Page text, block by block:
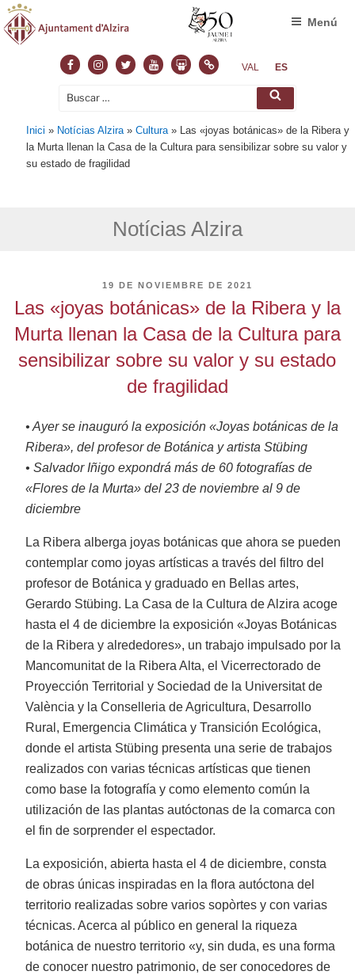
FacebookInstagram
TwitterYoutubeSlideshare
NormasVAL ES
Buscar
Buscar
Menú
Inici » Notícias Alzira »Cultura » Las «joyas botánicas» de la Ribera y
la Murta llenan la Casa de la Cultura para sensibilizar sobre su valor y
su estado de fragilidad
Notícias Alzira
PUBLICADO
19 DE NOVIEMBRE DE 2021
Las «joyas botánicas» de la Ribera y la
Murta llenan la Casa de la Cultura para
sensibilizar sobre su valor y su estado
de fragilidad
• Ayer se inauguró la exposición «Joyas botánicas de la
Ribera», del profesor de Botánica y artista Stübing
• Salvador Iñigo expondrá más de 60 fotografías de
«Flores de la Murta» del 23 de noviembre al 9 de
diciembre
La Ribera alberga joyas botánicas que ahora se pueden
contemplar como joyas artísticas a través del filtro del
profesor de Botánica y graduado en Bellas artes,
Gerardo Stübing. La Casa de la Cultura de Alzira acoge
hasta el 4 de diciembre la exposición «Joyas Botánicas
de la Ribera y alrededores», un trabajo impulsado por la
Mancomunitat de la Ribera Alta, el Vicerrectorado de
Proyección Territorial y Sociedad de la Universitat de
València y la Conselleria de Agricultura, Desarrollo
Rural, Emergencia Climática y Transición Ecológica,
donde el artista Stübing presenta una serie de trabajos
realizados con varias técnicas artísticas que tienen
como base la fotografía y como elemento común la
utilización de las plantas autóctonas de la comarca con
el fin de sorprender el espectador.
La exposición, abierta hasta el 4 de diciembre, consta
de obras únicas inspiradas en la flora autóctona del
territorio realizadas sobre varios sopòrtes y con varias
técnicas. Acerca al público en general la riqueza
botánica de nuestro territorio «y, sin duda, es una forma
de conocer nuestro patrimonio, de ser conocedores de